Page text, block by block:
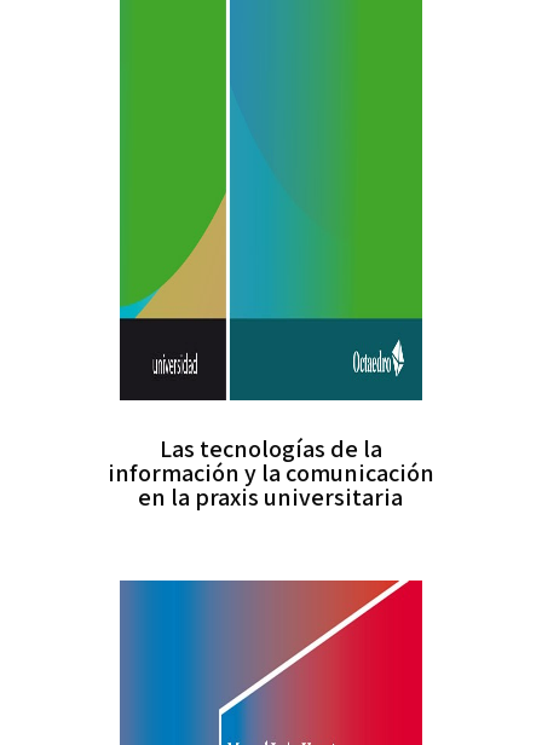
Las tecnologías de la
información y la comunicación
en la praxis universitaria